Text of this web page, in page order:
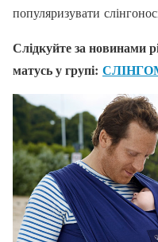
популяризувати
Слідкуйте за новинами
матусь у групі: